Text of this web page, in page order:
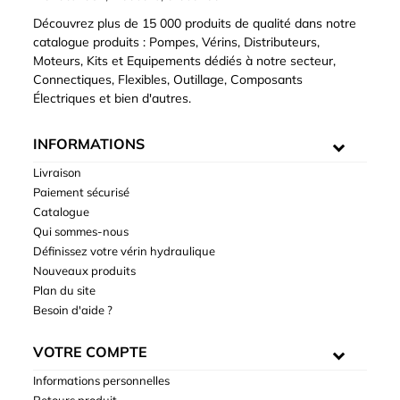
Découvrez plus de 15 000 produits de qualité dans notre
catalogue produits : Pompes, Vérins, Distributeurs,
Moteurs, Kits et Equipements dédiés à notre secteur,
Connectiques, Flexibles, Outillage, Composants
Électriques et bien d'autres.
INFORMATIONS
Livraison
Paiement sécurisé
Catalogue
Qui sommes-nous
Définissez votre vérin hydraulique
Nouveaux produits
Plan du site
Besoin d'aide ?
VOTRE COMPTE
Informations personnelles